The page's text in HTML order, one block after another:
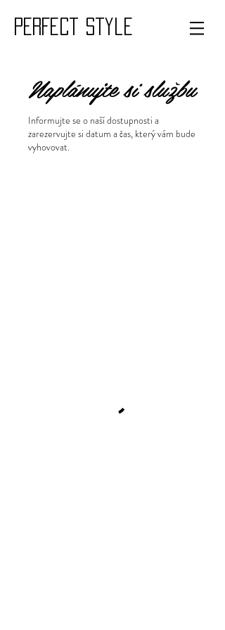
PERFECT style
Naplánujte si službu
Informujte se o naší dostupnosti a
zarezervujte si datum a čas, který vám bude
vyhovovat.